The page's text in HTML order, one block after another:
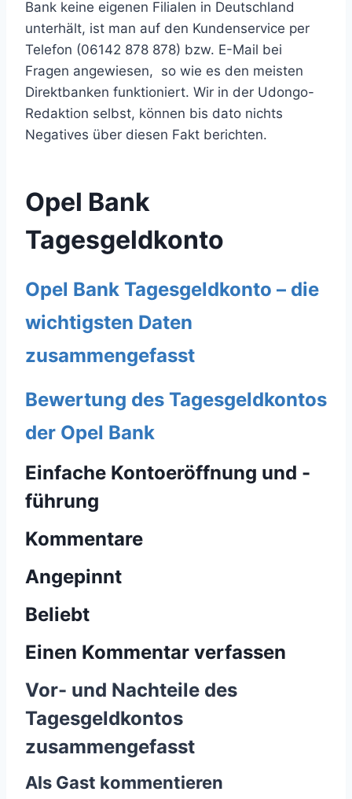
Bank keine eigenen Filialen in Deutschland
unterhält, ist man auf den Kundenservice per
Telefon (06142 878 878) bzw. E-Mail bei
Fragen angewiesen, so wie es den meisten
Direktbanken funktioniert. Wir in der Udongo-
Redaktion selbst, können bis dato nichts
Negatives über diesen Fakt berichten.
Opel Bank
Tagesgeldkonto
Opel Bank Tagesgeldkonto – die
wichtigsten Daten
zusammengefasst
Bewertung des Tagesgeldkontos
der Opel Bank
Einfache Kontoeröffnung und -
führung
Kommentare
Angepinnt
Beliebt
Einen Kommentar verfassen
Vor- und Nachteile des
Tagesgeldkontos
zusammengefasst
Als Gast kommentieren